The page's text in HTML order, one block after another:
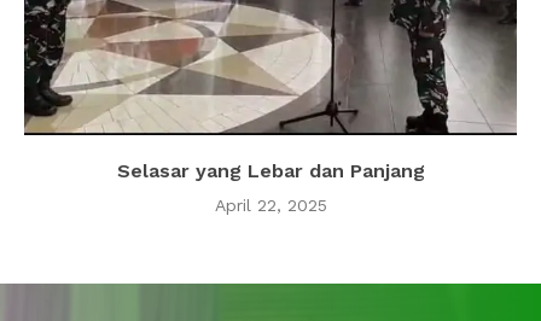
Selasar yang Lebar dan Panjang
April 22, 2025